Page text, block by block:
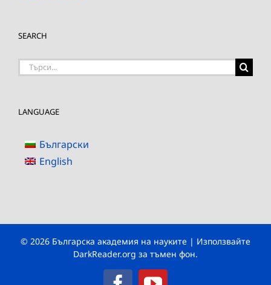
SEARCH
Търсене
LANGUAGE
Български
English
© 2026 Българска академия на науките | Използвайте
DarkReader.org за тъмен фон.